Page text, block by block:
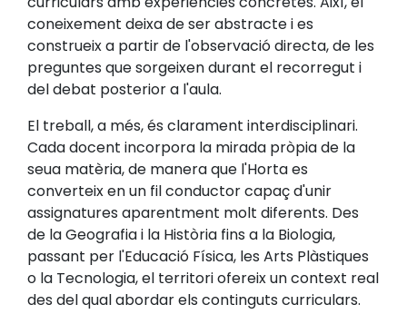
coneixement deixa de ser abstracte i es
construeix a partir de l'observació directa, de les
preguntes que sorgeixen durant el recorregut i
del debat posterior a l'aula.
El treball, a més, és clarament interdisciplinari.
Cada docent incorpora la mirada pròpia de la
seua matèria, de manera que l'Horta es
converteix en un fil conductor capaç d'unir
assignatures aparentment molt diferents. Des
de la Geografia i la Història fins a la Biologia,
passant per l'Educació Física, les Arts Plàstiques
o la Tecnologia, el territori ofereix un context real
des del qual abordar els continguts curriculars.